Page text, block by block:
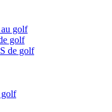
au golf
golf
de golf
golf